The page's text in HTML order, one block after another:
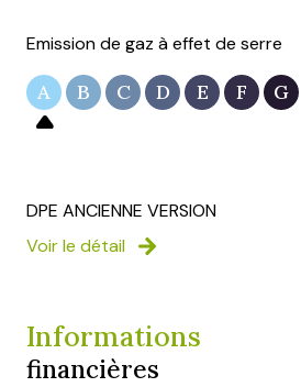
Emission de gaz à effet de serre
A B C D E F G
DPE ANCIENNE VERSION
Voir le détail
Informations
financières